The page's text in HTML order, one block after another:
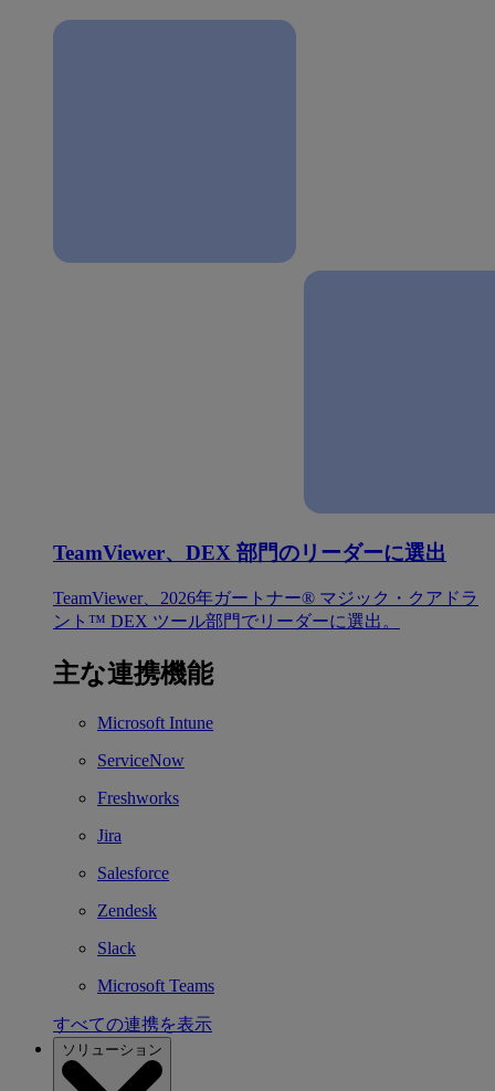
TeamViewer、DEX 部門のリーダーに選出
TeamViewer、2026年ガートナー® マジック・クアドラ
ント™ DEX ツール部門でリーダーに選出。
主な連携機能
Microsoft Intune
ServiceNow
Freshworks
Jira
Salesforce
Zendesk
Slack
Microsoft Teams
すべての連携を表示
ソリューション